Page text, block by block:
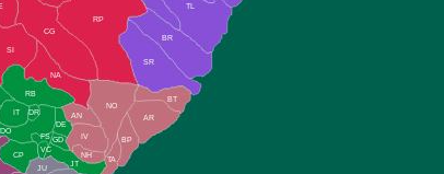
TL
BR
SR
BT
AR
RP
CG
SI
NA
TA
NH
JT
RB
IT
DR
DO
CP
JU
NO
BP
AN
IV
FS
VC
GD
DE